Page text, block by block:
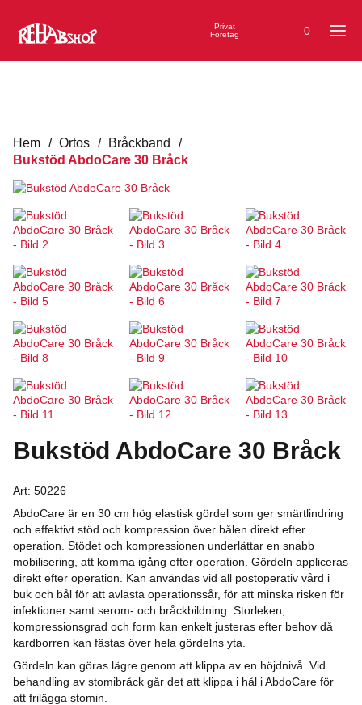
0
Privat
Företag
Hem / Ortos / Bråckband
/
Bukstöd AbdoCare 30 Bråck
Bukstöd AbdoCare 30 Bråck
Art: 50226
AbdoCare är en 30 cm hög elastisk gördel som ger smärtlindring
och effektivt stöd och kompression över bålen direkt efter
operation. Stödet och kompressionen underlättar en snabb
mobilisering, att komma igång efter operation. Gördeln appliceras
direkt efter operation. Kan användas vid all postoperativ vård i
buk och bål för att avlasta operationssår, för att minska risken för
infektioner samt serom- och bråckbildning. Storleken,
kompressionsgrad och form kan enkelt justeras efter behov då
kardborren kan fästas över hela gördelns yta.
Gördeln kan göras lägre genom att klippa av en höjdnivå. Vid
behandling av stomibråck går det att klippa i hål i AbdoCare för
att frilägga stomin.